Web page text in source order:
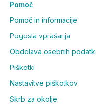
Pomoč
Pomoč in informacije
Pogosta vprašanja
Obdelava osebnih
Piškotki
Nastavitve piškotkov
Skrb za okolje